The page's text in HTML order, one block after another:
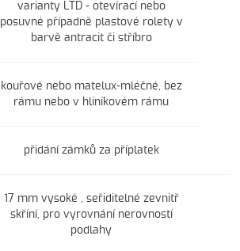
varianty LTD - otevírací nebo
posuvné případně plastové rolety v
barvě antracit či stříbro
kouřové nebo matelux-mléčné, bez
rámu nebo v hliníkovém rámu
přidání zámků za příplatek
17 mm vysoké , seřiditelné zevnitř
skříní, pro vyrovnání nerovností
podlahy